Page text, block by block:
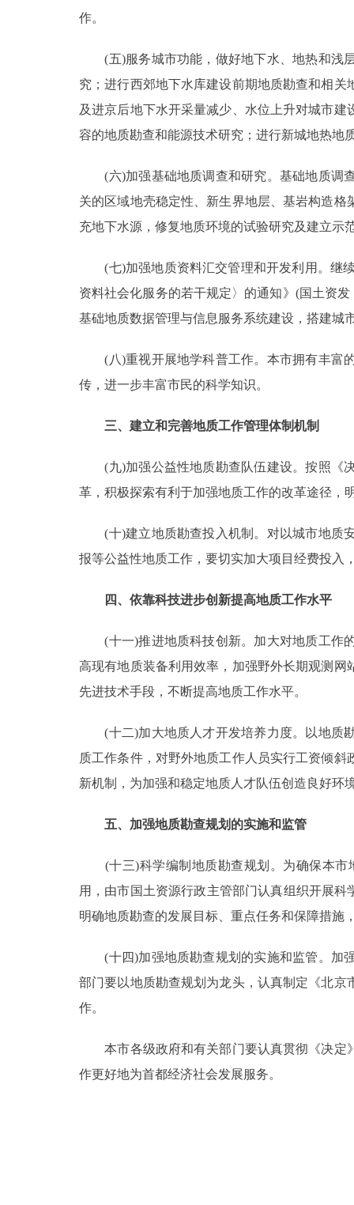
ESPAÑOL
作。
(五)服务城市功能，做好地下水、地热和浅层
究；进行西郊地下水库建设前期地质勘查和相
及进京后地下水开采量减少、水位上升对城市
容的地质勘查和能源技术研究；进行新城地热地
(六)加强基础地质调查和研究。基础地质调查
关的区域地壳稳定性、新生界地层、基岩构造
充地下水源，修复地质环境的试验研究及建立示
(七)加强地质资料汇交管理和开发利用。继续
资料社会化服务的若干规定〉的通知》(国土资
基础地质数据管理与信息服务系统建设，搭建城
(八)重视开展地学科普工作。本市拥有丰富的
传，进一步丰富市民的科学知识。
三、建立和完善地质工作管理体制机制
(九)加强公益性地质勘查队伍建设。按照《决
革，积极探索有利于加强地质工作的改革途径，
(十)建立地质勘查投入机制。对以城市地质安
报等公益性地质工作，要切实加大项目经费投入
四、依靠科技进步创新提高地质工作水平
(十一)推进地质科技创新。加大对地质工作的
高现有地质装备利用效率，加强野外长期观测
先进技术手段，不断提高地质工作水平。
(十二)加大地质人才开发培养力度。以地质勘
质工作条件，对野外地质工作人员实行工资倾
新机制，为加强和稳定地质人才队伍创造良好环
五、加强地质勘查规划的实施和监管
(十三)科学编制地质勘查规划。为确保本市
用，由市国土资源行政主管部门认真组织开展
明确地质勘查的发展目标、重点任务和保障措施
(十四)加强地质勘查规划的实施和监管。加强
部门要以地质勘查规划为龙头，认真制定《北
作。
本市各级政府和有关部门要认真贯彻《决定
作更好地为首都经济社会发展服务。